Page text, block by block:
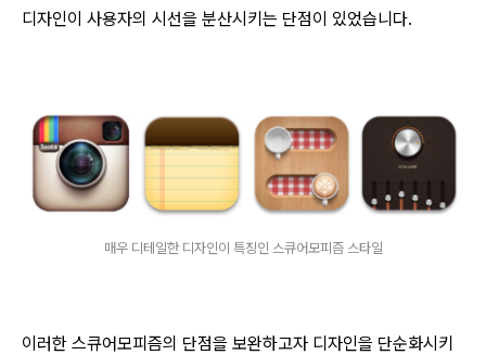
디자인이 사용자의 시선을 분산시키는 단점이 있었습니다.
매우 디테일한 디자인이 특징인 스큐어모피즘 스타일
이러한 스큐어모피즘의 단점을 보완하고자 디자인을 단순화시키